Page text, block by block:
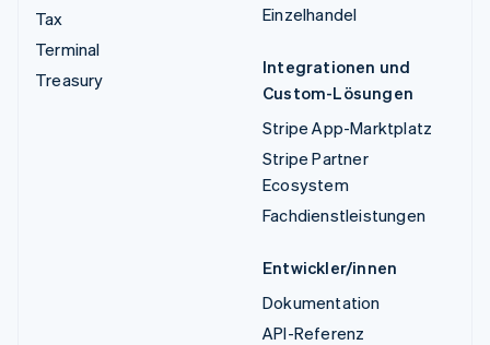
Tax
Terminal
Treasury
Einzelhandel
Integrationen und
Custom-Lösungen
Stripe App-Marktplatz
Stripe Partner
Ecosystem
Fachdienstleistungen
Entwickler/innen
Dokumentation
API-Referenz